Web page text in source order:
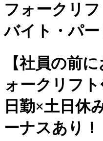
フォークリ
バイト・パ
【社員の前
ォークリフ
日勤×土日休
ーナスあり！